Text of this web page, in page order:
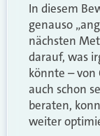
In diesem
genauso
nächsten
darauf, was
könnte – von
auch schon
beraten,
weiter